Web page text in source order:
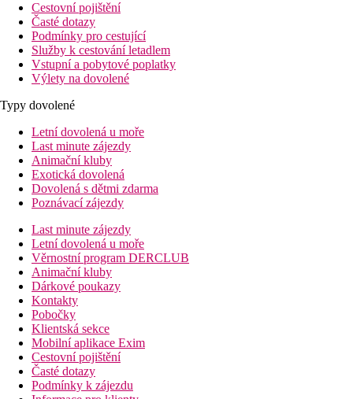
Cestovní pojištění
Časté dotazy
Podmínky pro cestující
Služby k cestování letadlem
Vstupní a pobytové poplatky
Výlety na dovolené
Typy dovolené
Letní dovolená u moře
Last minute zájezdy
Animační kluby
Exotická dovolená
Dovolená s dětmi zdarma
Poznávací zájezdy
Last minute zájezdy
Letní dovolená u moře
Věrnostní program DERCLUB
Animační kluby
Dárkové poukazy
Kontakty
Pobočky
Klientská sekce
Mobilní aplikace Exim
Cestovní pojištění
Časté dotazy
Podmínky k zájezdu